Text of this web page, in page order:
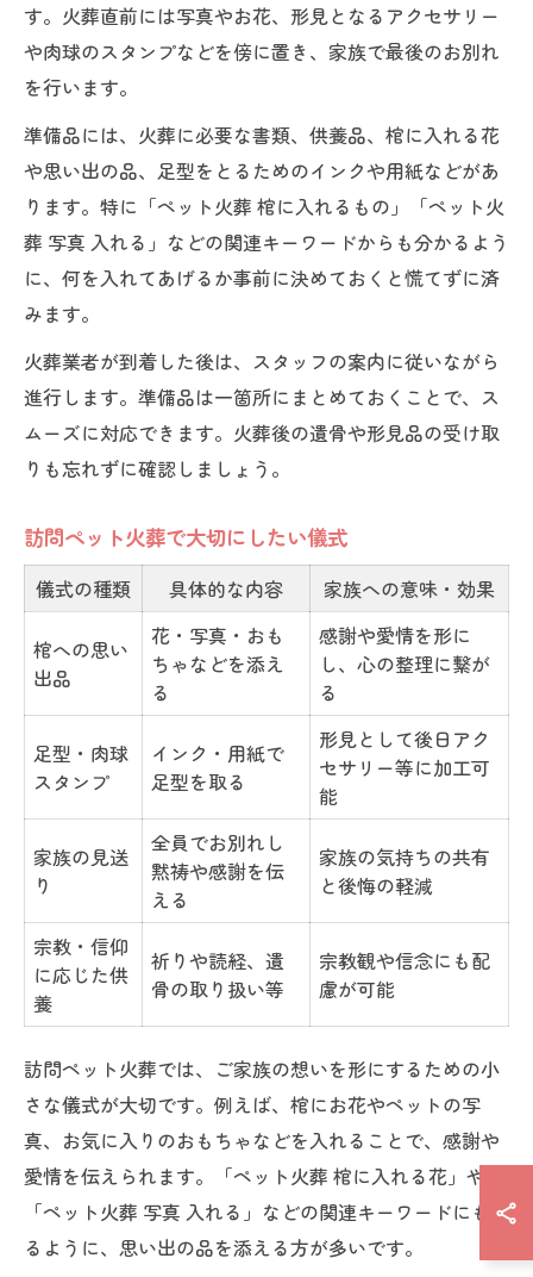
す。火葬直前には写真やお花、形見となるアクセサリー
や肉球のスタンプなどを傍に置き、家族で最後のお別れ
を行います。
準備品には、火葬に必要な書類、供養品、棺に入れる花
や思い出の品、足型をとるためのインクや用紙などがあ
ります。特に「ペット火葬 棺に入れるもの」「ペット火
葬 写真 入れる」などの関連キーワードからも分かるよう
に、何を入れてあげるか事前に決めておくと慌てずに済
みます。
火葬業者が到着した後は、スタッフの案内に従いながら
進行します。準備品は一箇所にまとめておくことで、ス
ムーズに対応できます。火葬後の遺骨や形見品の受け取
りも忘れずに確認しましょう。
訪問ペット火葬で大切にしたい儀式
儀式の種類 具体的な内容 家族への意味・効果
棺への思い
出品
花・写真・おも
ちゃなどを添え
る
感謝や愛情を形に
し、心の整理に繋が
る
足型・肉球
スタンプ
インク・用紙で
足型を取る
形見として後日アク
セサリー等に加工可
能
家族の見送
り
全員でお別れし
黙祷や感謝を伝
える
家族の気持ちの共有
と後悔の軽減
宗教・信仰
に応じた供
養
祈りや読経、遺
骨の取り扱い等
宗教観や信念にも配
慮が可能
訪問ペット火葬では、ご家族の想いを形にするための小
さな儀式が大切です。例えば、棺にお花やペットの写
真、お気に入りのおもちゃなどを入れることで、感謝や
愛情を伝えられます。「ペット火葬 棺に入れる花」や
「ペット火葬 写真 入れる」などの関連キーワードにもあ
るように、思い出の品を添える方が多いです。